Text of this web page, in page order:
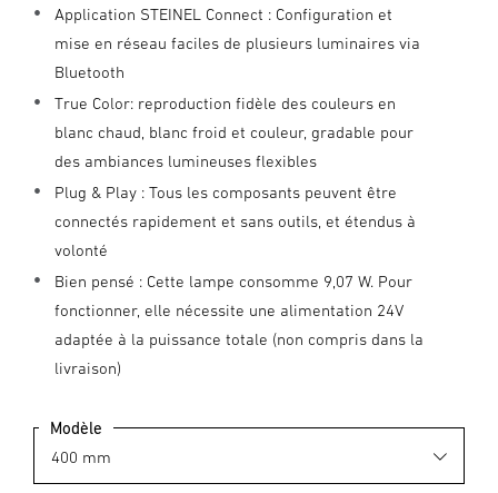
Application STEINEL Connect : Configuration et
mise en réseau faciles de plusieurs luminaires via
Bluetooth
True Color: reproduction fidèle des couleurs en
blanc chaud, blanc froid et couleur, gradable pour
des ambiances lumineuses flexibles
Plug & Play : Tous les composants peuvent être
connectés rapidement et sans outils, et étendus à
volonté
Bien pensé : Cette lampe consomme 9,07 W. Pour
fonctionner, elle nécessite une alimentation 24V
adaptée à la puissance totale (non compris dans la
livraison)
Modèle